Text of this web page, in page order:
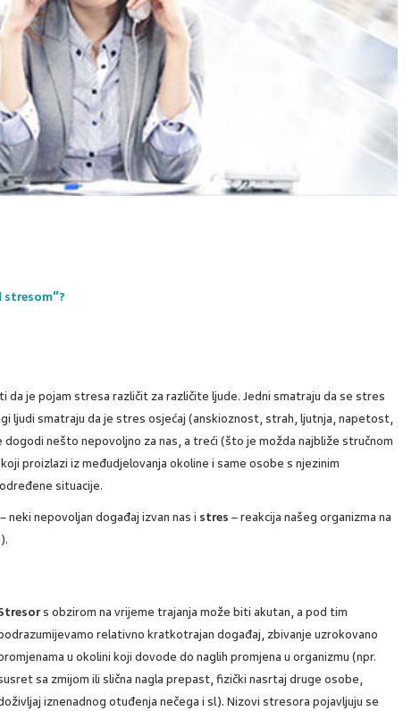
stresom“?
da je pojam stresa različit za različite ljude. Jedni smatraju da se stres
ljudi smatraju da je stres osjećaj (anskioznost, strah, ljutnja, napetost,
dogodi nešto nepovoljno za nas, a treći (što je možda najbliže stručnom
proizlazi iz međudjelovanja okoline i same osobe s njezinim
situacije.
neki nepovoljan događaj izvan nas i stres – reakcija našeg organizma na
s obzirom na vrijeme trajanja može biti akutan, a pod tim
relativno kratkotrajan događaj, zbivanje uzrokovano
u okolini koji dovode do naglih promjena u organizmu (npr.
sa zmijom ili slična nagla prepast, fizički nasrtaj druge osobe,
iznenadnog otuđenja nečega i sl). Nizovi stresora pojavljuju se